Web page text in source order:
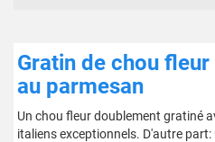
Gratin de chou
au parmesan
Un chou fleur doublement gratiné
italiens exceptionnels. D'autre